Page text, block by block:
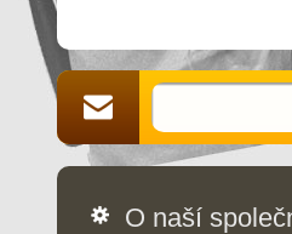
O naší